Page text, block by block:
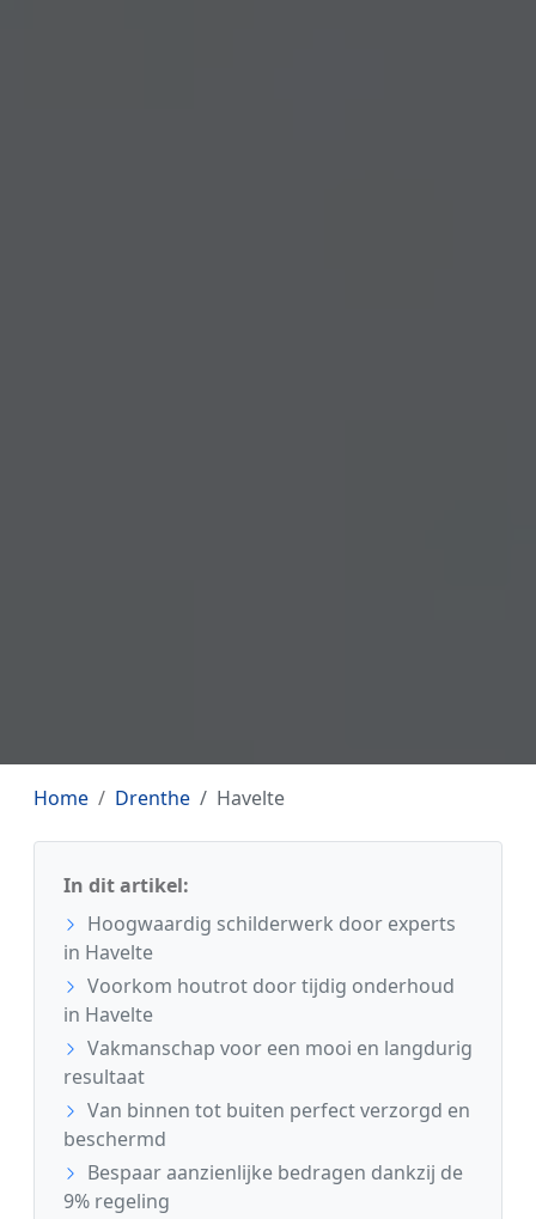
Home Drenthe Havelte
In dit artikel:
Hoogwaardig schilderwerk door experts
in Havelte
Voorkom houtrot door tijdig onderhoud
in Havelte
Vakmanschap voor een mooi en langdurig
resultaat
Van binnen tot buiten perfect verzorgd en
beschermd
Bespaar aanzienlijke bedragen dankzij de
9% regeling